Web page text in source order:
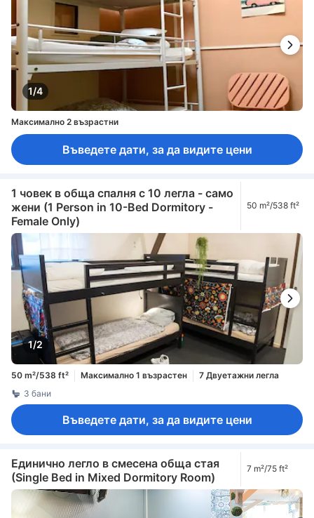
1/4
Максимално 2 възрастни
Въведете дати, за да видите цени
1 човек в обща спалня с 10 легла - само
жени (1 Person in 10-Bed Dormitory -
Female Only)
50 m²/538 ft²
1/2
50 m²/538 ft² Максимално 1 възрастен
7 Двуетажни легла
3 бани
Въведете дати, за да видите цени
Единично легло в смесена обща стая
(Single Bed in Mixed Dormitory Room)
7 m²/75 ft²